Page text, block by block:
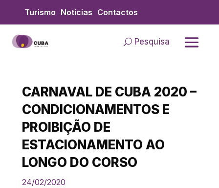
content
Turismo Notícias Contactos
Pesquisa
CARNAVAL DE CUBA 2020 –
CONDICIONAMENTOS E
PROIBIÇÃO DE
ESTACIONAMENTO AO
LONGO DO CORSO
24/02/2020